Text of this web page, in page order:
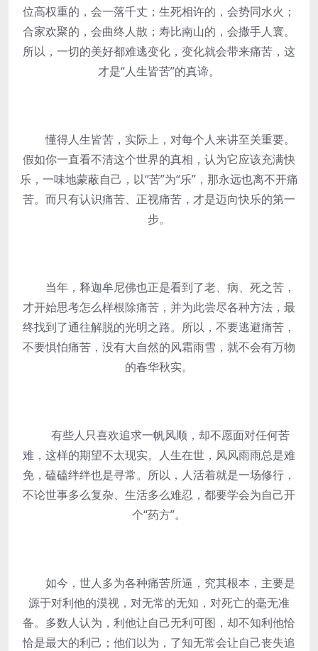
位高权重的，会一落千丈；生死相许的，会势同水火；
合家欢聚的，会曲终人散；寿比南山的，会撒手人寰。
所以，一切的美好都难逃变化，变化就会带来痛苦，这
才是“人生皆苦”的真谛。
懂得人生皆苦，实际上，对每个人来讲至关重要。
假如你一直看不清这个世界的真相，认为它应该充满快
乐，一味地蒙蔽自己，以“苦”为“乐”，那永远也离不开痛
苦。而只有认识痛苦、正视痛苦，才是迈向快乐的第一
步。
当年，释迦牟尼佛也正是看到了老、病、死之苦，
才开始思考怎么样根除痛苦，并为此尝尽各种方法，最
终找到了通往解脱的光明之路。所以，不要逃避痛苦，
不要惧怕痛苦，没有大自然的风霜雨雪，就不会有万物
的春华秋实。
有些人只喜欢追求一帆风顺，却不愿面对任何苦
难，这样的期望不太现实。人生在世，风风雨雨总是难
免，磕磕绊绊也是寻常。所以，人活着就是一场修行，
不论世事多么复杂、生活多么难忍，都要学会为自己开
个“药方”。
如今，世人多为各种痛苦所逼，究其根本，主要是
源于对利他的漠视，对无常的无知，对死亡的毫无准
备。多数人认为，利他让自己无利可图，却不知利他恰
恰是最大的利己；他们以为，了知无常会让自己丧失追